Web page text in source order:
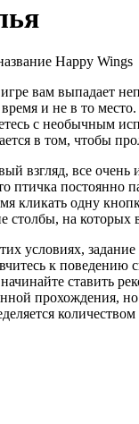
Happy Wings
вам выпадает
и не в то
с необычным
в том, чтобы
взгляд, все очень
птичка постоянно
кликать одну
столбы, на которых
условиях, задание
к поведению
ставить
прохождения,